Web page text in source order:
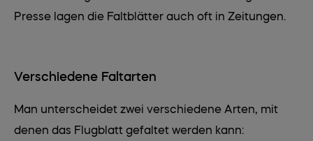
Presse lagen die Faltblätter auch oft in Zeitungen.
Verschiedene Faltarten
Man unterscheidet zwei verschiedene Arten, mit
denen das Flugblatt gefaltet werden kann: